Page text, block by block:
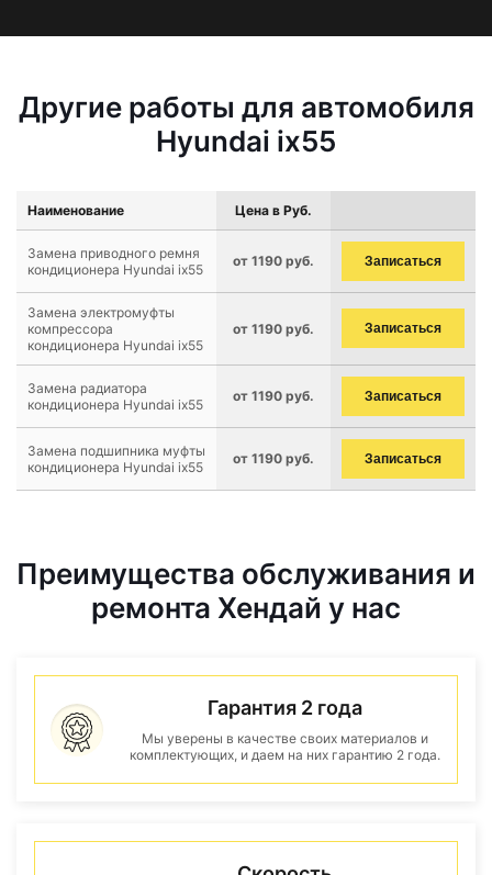
Другие работы для автомобиля
Hyundai ix55
Наименование Цена в Руб.
Замена приводного ремня
кондиционера Hyundai ix55
от 1190 руб. Записаться
Замена электромуфты
компрессора
кондиционера Hyundai ix55
от 1190 руб. Записаться
Замена радиатора
кондиционера Hyundai ix55
от 1190 руб. Записаться
Замена подшипника муфты
кондиционера Hyundai ix55
от 1190 руб. Записаться
Преимущества обслуживания и
ремонта Хендай у нас
Гарантия 2 года
Мы уверены в качестве своих материалов и
комплектующих, и даем на них гарантию 2 года.